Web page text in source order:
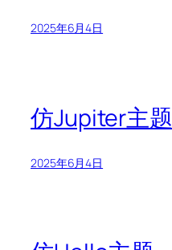
2025年6月4日
仿Jupiter主题
2025年6月4日